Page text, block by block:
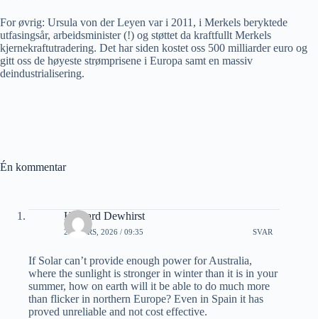
For øvrig: Ursula von der Leyen var i 2011, i Merkels beryktede
utfasingsår, arbeidsminister (!) og støttet da kraftfullt Merkels
kjernekraftutradering. Det har siden kostet oss 500 milliarder euro og
gitt oss de høyeste strømprisene i Europa samt en massiv
deindustrialisering.
Én kommentar
Howard Dewhirst
29 MARS, 2026 / 09:35 SVAR
If Solar can’t provide enough power for Australia,
where the sunlight is stronger in winter than it is in your
summer, how on earth will it be able to do much more
than flicker in northern Europe? Even in Spain it has
proved unreliable and not cost effective.